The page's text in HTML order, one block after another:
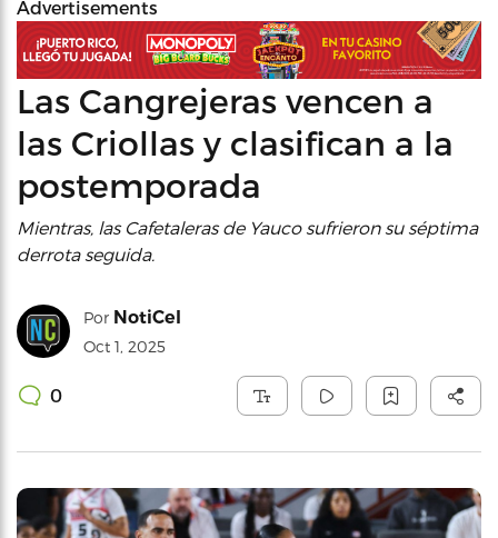
Advertisements
Las Cangrejeras vencen a
las Criollas y clasifican a la
postemporada
Mientras, las Cafetaleras de Yauco sufrieron su séptima
derrota seguida.
Por NotiCel
Oct 1, 2025
0